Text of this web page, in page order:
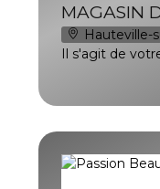
MAGASIN
Hauteville-
Il s'agit de